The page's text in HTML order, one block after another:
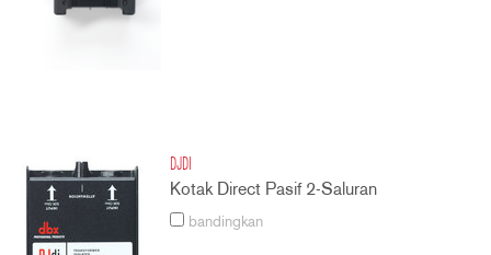
DJDI
Kotak Direct Pasif 2-Saluran
bandingkan